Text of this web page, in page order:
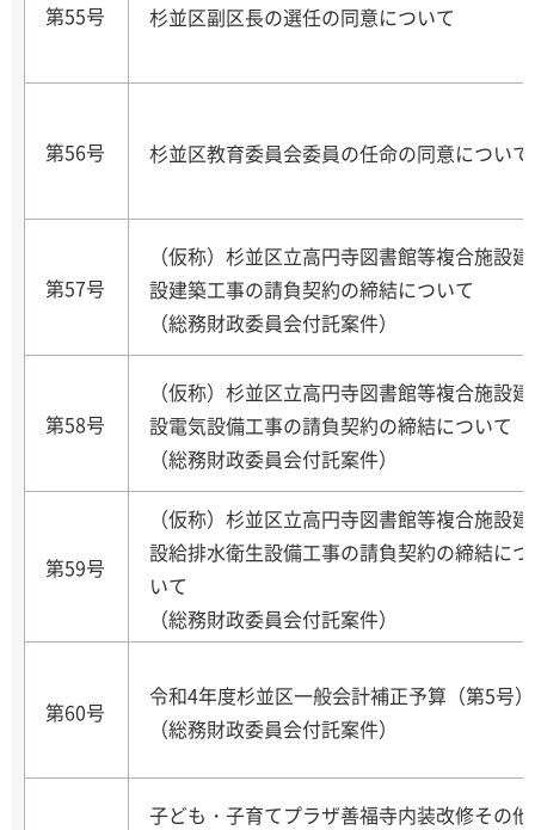
第55号 杉並区副区長の選任の同意について
第56号 杉並区教育委員会委員の任命の同意について
第57号
（仮称）杉並区立高円寺図書館等複合施設建
設建築工事の請負契約の締結について
（総務財政委員会付託案件）
第58号
（仮称）杉並区立高円寺図書館等複合施設建
設電気設備工事の請負契約の締結について
（総務財政委員会付託案件）
第59号
（仮称）杉並区立高円寺図書館等複合施設建
設給排水衛生設備工事の請負契約の締結につ
いて
（総務財政委員会付託案件）
第60号
令和4年度杉並区一般会計補正予算（第5号）
（総務財政委員会付託案件）
子ども・子育てプラザ善福寺内装改修その他